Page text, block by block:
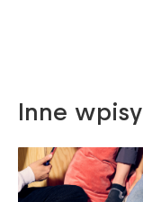
Inne wpisy